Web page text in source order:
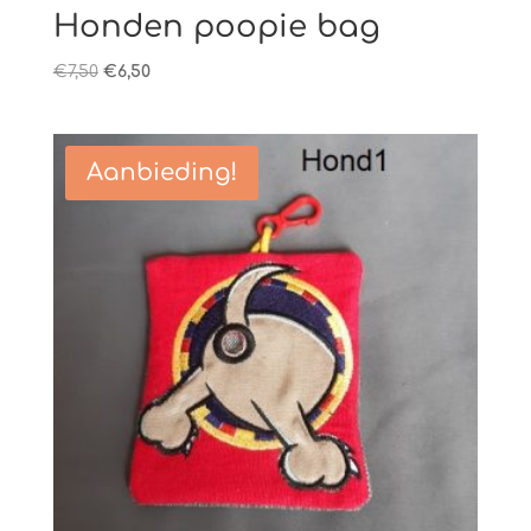
Honden poopie bag
€7,50 Oorspronkelijke
€6,50Huidige
Aanbieding!